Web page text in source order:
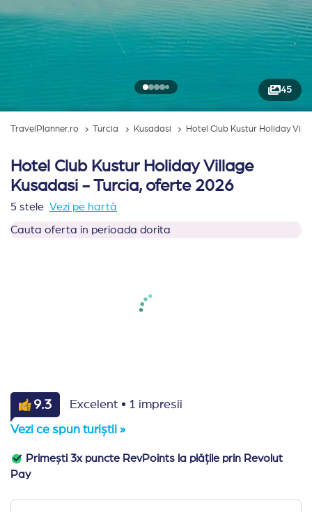
45
TravelPlanner.ro Turcia Kusadasi Hotel Club Kustur Holiday
Hotel Club Kustur Holiday Village
Kusadasi - Turcia, oferte 2026
5 stele Vezi pe hartă
Cauta oferta in perioada dorita
9.3 Excelent · 1 impresii
Vezi ce spun turiștii »
Primești 3x puncte RevPoints la plățile prin Revolut
Pay